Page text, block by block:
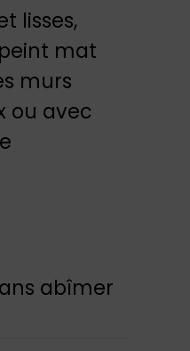
lisses,
mat
murs
ou avec
abîmer